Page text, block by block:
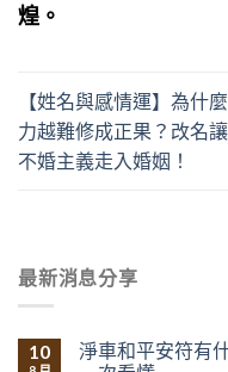
煌。
【姓名與感情運】為什
力越難修成正果？改名
不婚主義走入婚姻！
最新消息分享
10
淨車和平安符有